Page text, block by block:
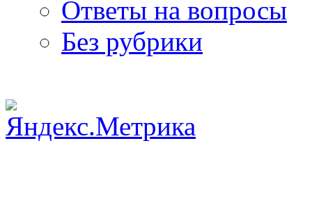
Ответы на вопросы
Без рубрики